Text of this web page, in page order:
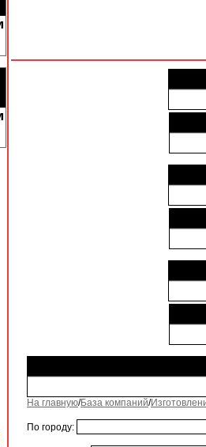
На главную/База компаний/
По городу: